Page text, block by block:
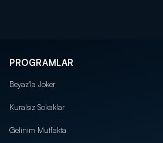
PROGRAMLAR
Beyaz'la Joker
Kuralsız Sokaklar
Gelinim Mutfakta